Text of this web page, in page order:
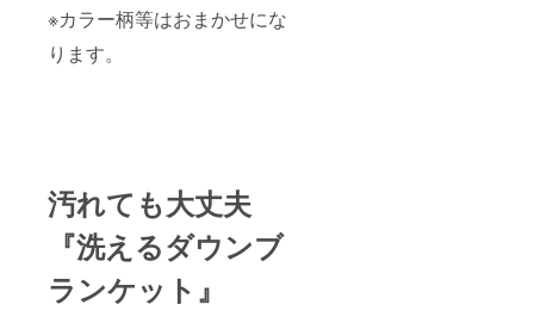
※カラー柄等はおまかせにな
ります。
汚れても大丈夫
『洗えるダウンブ
ランケット』